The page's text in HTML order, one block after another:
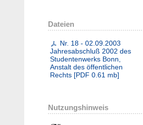
Dateien
Nr. 18 - 02.09.2003
Jahresabschluß 2002 des
Studentenwerks Bonn,
Anstalt des öffentlichen
Rechts [PDF 0.61 mb]
Nutzungshinweis